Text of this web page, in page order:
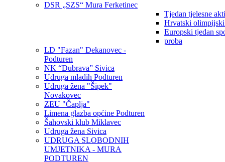
DSR „SZS“ Mura Ferketinec
Tjedan tjelesne
Hrvatski olimpijski
Europski tjedan
proba
LD "Fazan" Dekanovec -
Podturen
NK “Dubrava” Sivica
Udruga mladih Podturen
Udruga žena "Šipek"
Novakovec
ZEU "Čaplja"
Limena glazba općine Podturen
Šahovski klub Miklavec
Udruga žena Sivica
UDRUGA SLOBODNIH
UMJETNIKA - MURA
PODTUREN